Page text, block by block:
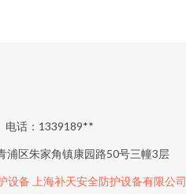
电话：1339189**
浦区朱家角镇康园路50号三幢3层
设备 上海补天安全防护设备有限公司